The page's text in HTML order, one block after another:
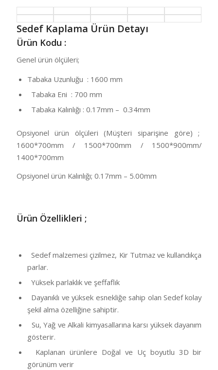
Sedef Kaplama Ürün Detayı
Ürün Kodu :
Genel ürün ölçüleri;
Tabaka Uzunluğu : 1600 mm
Tabaka Eni : 700 mm
Tabaka Kalınlığı : 0.17mm – 0.34mm
Opsiyonel ürün ölçüleri (Müşteri siparişine göre) ;
1600*700mm / 1500*700mm / 1500*900mm/
1400*700mm
Opsiyonel ürün Kalınlığı; 0.17mm – 5.00mm
Ürün Özellikleri ;
Sedef malzemesi çizilmez, Kir Tutmaz ve kullandıkça
parlar.
Yüksek parlaklık ve şeffaflık
Dayanıklı ve yüksek esnekliğe sahip olan Sedef kolay
şekil alma özelliğine sahiptir.
Su, Yağ ve Alkali kimyasallarına karsı yüksek dayanım
gösterir.
Kaplanan ürünlere Doğal ve Uç boyutlu 3D bir
görünüm verir